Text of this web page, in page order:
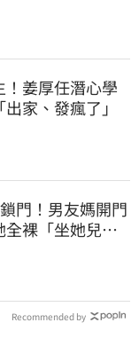
！姜厚任潛心學
家、發瘋了」
門！男友媽開門
裸「坐她兒子
Recommended by